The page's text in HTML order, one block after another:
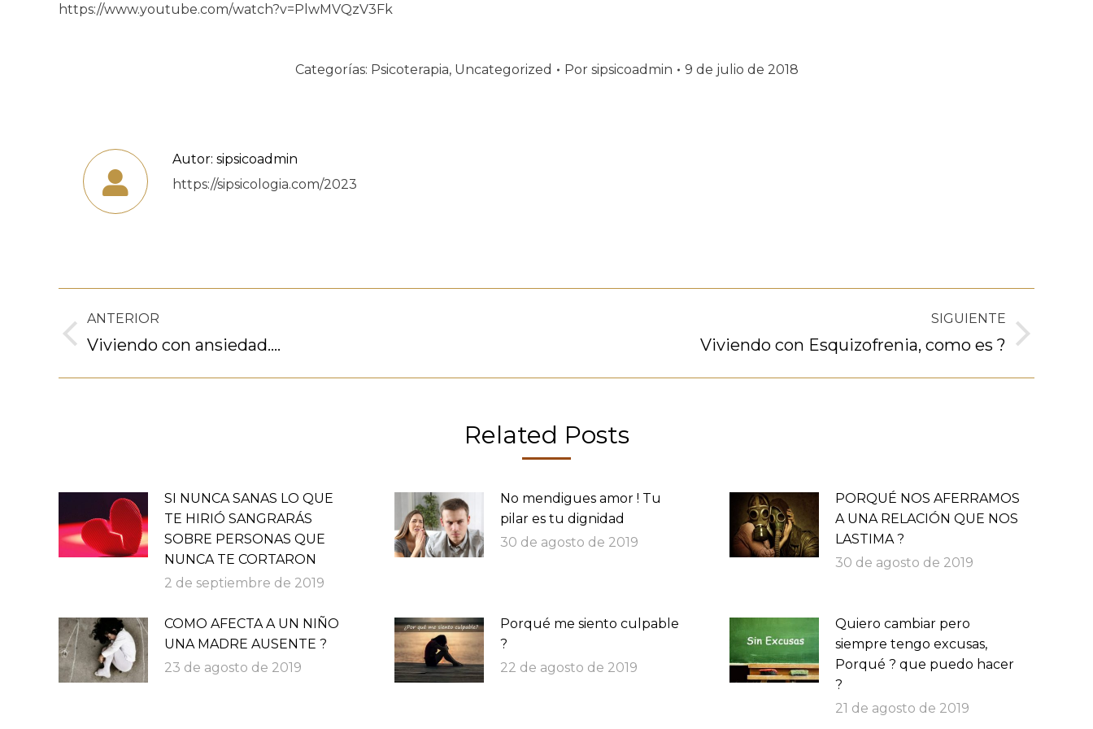
https://www.youtube.com/watch?v=PlwMVQzV3Fk
Categorías: Psicoterapia, Uncategorized Por sipsicoadmin 9 de julio de 2018
Autor: sipsicoadmin
https://sipsicologia.com/2023
Navegación
entre
publicaciones
ANTERIOR
Publicación
Viviendo con ansiedad….
SIGUIENTE
Viviendo con Esquizofrenia, como es ?
Related Posts
SI NUNCA SANAS LO QUE
TE HIRIÓ SANGRARÁS
SOBRE PERSONAS QUE
NUNCA TE CORTARON
2 de septiembre de 2019
No mendigues amor ! Tu
pilar es tu dignidad
30 de agosto de 2019
PORQUÉ NOS AFERRAMOS
A UNA RELACIÓN QUE NOS
LASTIMA ?
30 de agosto de 2019
COMO AFECTA A UN NIÑO
UNA MADRE AUSENTE ?
23 de agosto de 2019
Porqué me siento culpable
?
22 de agosto de 2019
Quiero cambiar pero
siempre tengo excusas,
Porqué ? que puedo hacer
?
21 de agosto de 2019